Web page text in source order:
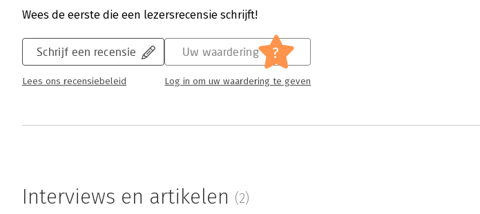
en voorbeelden.
Lees verder
Wees de eerste die een lezersrecensie schrijft!
Schrijf een recensie
Lees ons recensiebeleid
Uw waardering ?
Log in om uw waardering te geven
Interviews en artikelen (2)